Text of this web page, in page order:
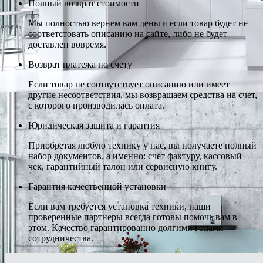
Полный возврат стоимости
Мы полностью вернем вам деньги если товар будет не
соответстовать описанию на сайте, либо не будет
доставлен вовремя.
Возврат платежа по счету
Если товар не соотвутствует описанию или имеет
другие несоответствия, мы возвращаем средства на счет,
с которого производилась оплата.
Юридическая защита и гарантия
Приобретая любую технику у нас, вы получаете полный
набор документов, а именно: счет фактуру, кассовый
чек, гарантийный талон или сервисную книгу.
Гарантия качественной установки
Если вам требуется установка техники, наши
проверенные партнеры всегда готовы помочь вам в
этом. Качество гарантированно долгими годами
сотрудничества.